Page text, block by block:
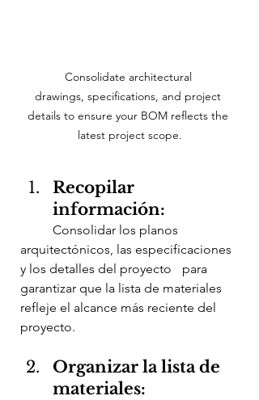
Consolidate architectural
drawings, specifications, and project
details to ensure your BOM reflects the
latest project scope.
Recopilar
información:
arquitectónicos, las especificaciones
y los detalles del proyecto 	para
garantizar que la lista de materiales
refleje el alcance más reciente del
proyecto.
Organizar la lista de
materiales: